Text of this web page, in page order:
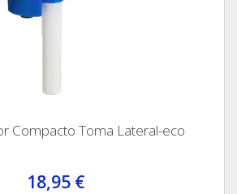
Compacto Toma Lateral-eco
18,95 €